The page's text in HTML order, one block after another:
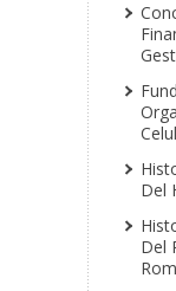
Del
Del